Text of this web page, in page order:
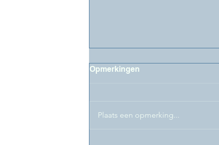
Opmerkingen
Plaats een opmerking...